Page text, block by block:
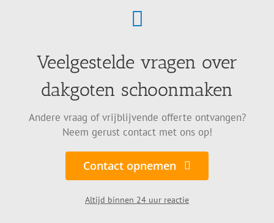
Veelgestelde vragen over
dakgoten schoonmaken
Andere vraag of vrijblijvende offerte ontvangen?
Neem gerust contact met ons op!
Contact opnemen
Altijd binnen 24 uur reactie